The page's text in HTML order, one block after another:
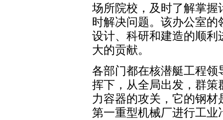
场所院校，及时了解掌
时解决问题。该办公室
设计、科研和建造的顺
大的贡献。
各部门都在核潜艇工程
挥下，从全局出发，群
力容器的攻关，它的钢
第一重型机械厂进行工